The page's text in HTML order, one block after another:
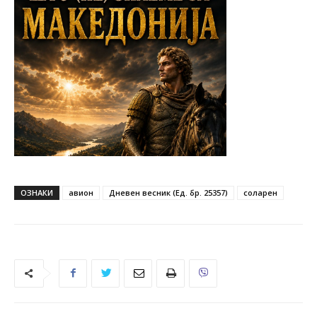
ОЗНАКИ авион Дневен весник (Ед. бр. 25357) соларен